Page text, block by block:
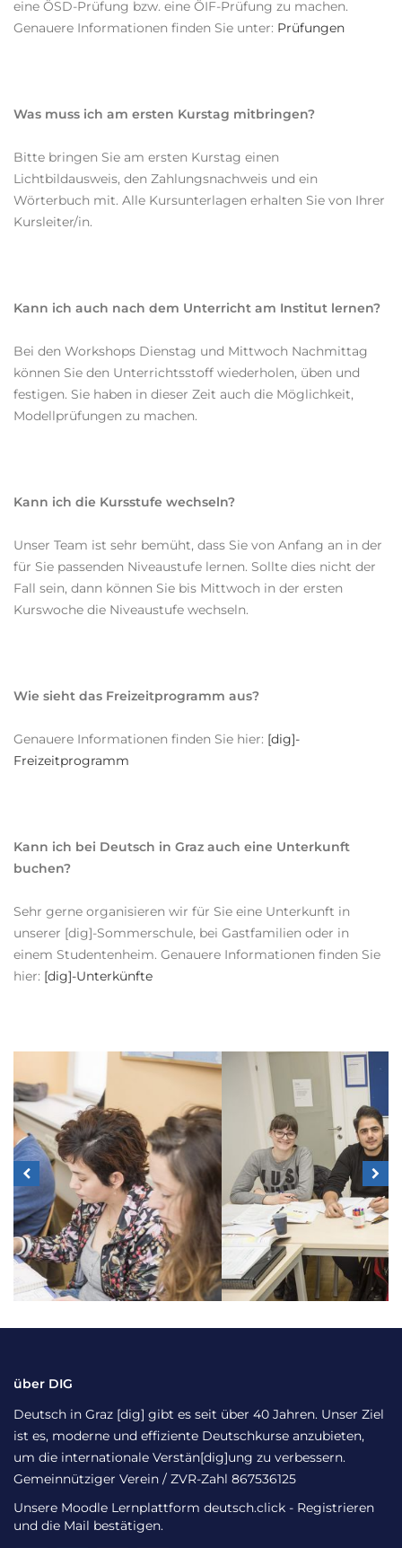
eine ÖSD-Prüfung bzw. eine ÖIF-Prüfung zu machen.
Genauere Informationen finden Sie unter: Prüfungen
Was muss ich am ersten Kurstag mitbringen?
Bitte bringen Sie am ersten Kurstag einen
Lichtbildausweis, den Zahlungsnachweis und ein
Wörterbuch mit. Alle Kursunterlagen erhalten Sie von Ihrer
Kursleiter/in.
Kann ich auch nach dem Unterricht am Institut lernen?
Bei den Workshops Dienstag und Mittwoch Nachmittag
können Sie den Unterrichtsstoff wiederholen, üben und
festigen. Sie haben in dieser Zeit auch die Möglichkeit,
Modellprüfungen zu machen.
Kann ich die Kursstufe wechseln?
Unser Team ist sehr bemüht, dass Sie von Anfang an in der
für Sie passenden Niveaustufe lernen. Sollte dies nicht der
Fall sein, dann können Sie bis Mittwoch in der ersten
Kurswoche die Niveaustufe wechseln.
Wie sieht das Freizeitprogramm aus?
Genauere Informationen finden Sie hier: [dig]-
Freizeitprogramm
Kann ich bei Deutsch in Graz auch eine Unterkunft
buchen?
Sehr gerne organisieren wir für Sie eine Unterkunft in
unserer [dig]-Sommerschule, bei Gastfamilien oder in
einem Studentenheim. Genauere Informationen finden Sie
hier: [dig]-Unterkünfte
über DIG
Deutsch in Graz [dig] gibt es seit über 40 Jahren. Unser Ziel
ist es, moderne und effiziente Deutschkurse anzubieten,
um die internationale Verstän[dig]ung zu verbessern.
Gemeinnütziger Verein / ZVR-Zahl 867536125
Unsere Moodle Lernplattform deutsch.click - Registrieren
und die Mail bestätigen.